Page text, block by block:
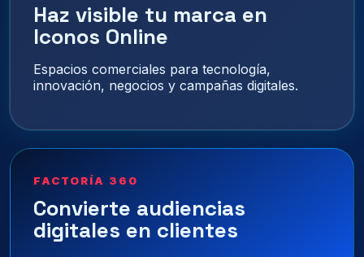
Haz visible tu marca en
Iconos Online
Espacios comerciales para tecnología,
innovación, negocios y campañas digitales.
FACTORÍA 360
Convierte audiencias
digitales en clientes